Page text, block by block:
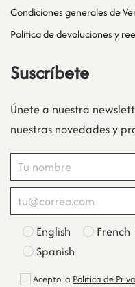
Condiciones generales de
Política de devoluciones y
Suscríbete
Únete a nuestra
nuestras novedades y
English French
Spanish
Acepto la Política de